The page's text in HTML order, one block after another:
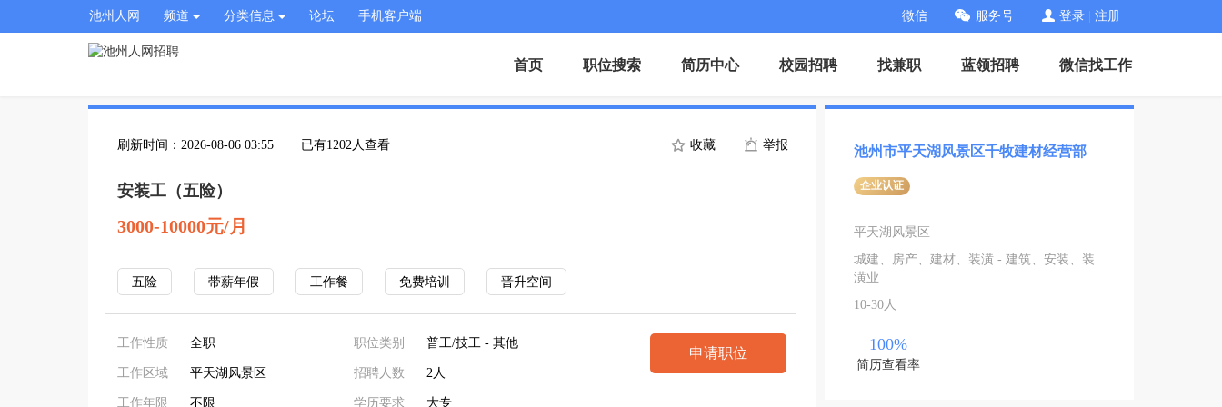
池州人网 频道 分类信息 论坛 手机客户端 微信 服务号 登录 注册
首页 职位搜索 简历中心 校园招聘 找兼职 蓝领招聘 微信找工作
刷新时间：2026-08-06 03:55 已有1202人查看 收藏 举报
安装工（五险）
3000-10000元/月
五险 带薪年假 工作餐 免费培训 晋升空间
工作性质 全职
工作区域 平天湖风景区
工作年限 不限
职位类别 普工/技工 - 其他
招聘人数 2人
学历要求 大专
申请职位
池州市平天湖风景区千牧建材经营部
企业认证
平天湖风景区
城建、房产、建材、装潢 - 建筑、安装、装
潢业
10-30人
100%
简历查看率